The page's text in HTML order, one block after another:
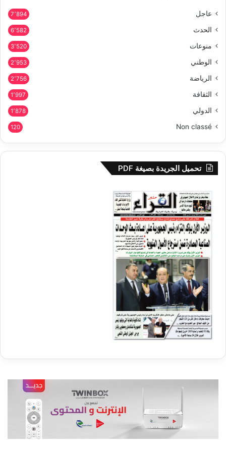
عاجل 7٬894
الحدث 6٬582
منوعات 3٬520
الوطني 2٬953
الرياضة 2٬756
الثقافة 1٬997
الدولي 1٬878
Non classé
120
تحميل الجريدة بصيغة PDF